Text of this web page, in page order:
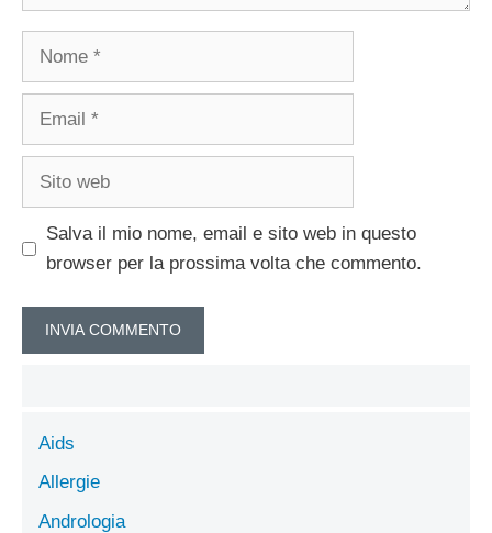
Nome
Email
Sito
Salva il mio nome, email e sito web in questo
browser per la prossima volta che commento.
Aids
Allergie
Andrologia